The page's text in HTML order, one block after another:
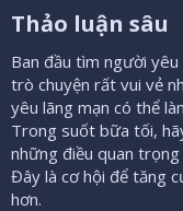
Thảo luận sâu​
Ban đầu tìm người
trò chuyện rất vui vẻ
yêu lãng mạn có thể
Trong suốt bữa tối,
những điều quan
Đây là cơ hội để tăng
hơn.